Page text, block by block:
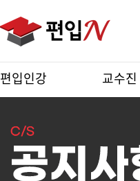
편입인강 교수진